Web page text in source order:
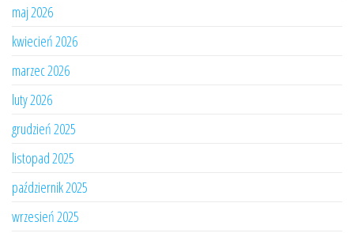
maj 2026
kwiecień 2026
marzec 2026
luty 2026
grudzień 2025
listopad 2025
październik 2025
wrzesień 2025